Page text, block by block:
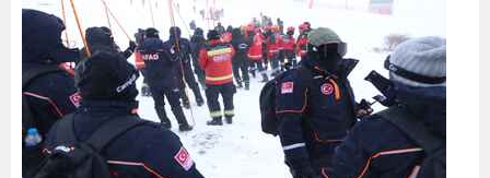
Isparta
Mersin
İstanbul
İzmir